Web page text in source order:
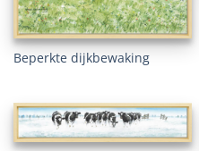
Beperkte dijkbewaking